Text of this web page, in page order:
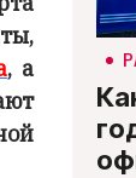
, а